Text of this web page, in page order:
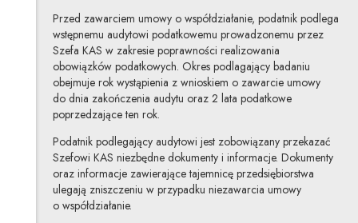
Przed zawarciem umowy o współdziałanie, podatnik podlega
wstępnemu audytowi podatkowemu prowadzonemu przez
Szefa KAS w zakresie poprawności realizowania
obowiązków podatkowych. Okres podlagający badaniu
obejmuje rok wystąpienia z wnioskiem o zawarcie umowy
do dnia zakończenia audytu oraz 2 lata podatkowe
poprzedzające ten rok.
Podatnik podlegający audytowi jest zobowiązany przekazać
Szefowi KAS niezbędne dokumenty i informacje. Dokumenty
oraz informacje zawierające tajemnicę przedsiębiorstwa
ulegają zniszczeniu w przypadku niezawarcia umowy
o współdziałanie.